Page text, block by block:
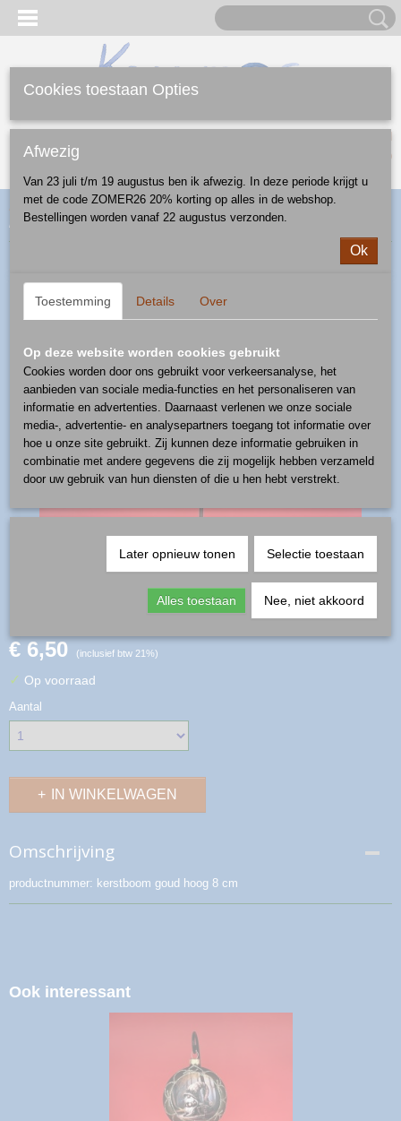
(0)
Home >Webshop>Feestdagen>Kerst>glazen kerstbal
kerstbal - kerstboom goud
kerstbal - kerstboom goud
€ 6,50 (inclusief btw 21%)
✓ Op voorraad
Aantal
IN WINKELWAGEN
Omschrijving
productnummer: kerstboom goud hoog 8 cm
Ook interessant
Cookies toestaan Opties
Afwezig
Van 23 juli t/m 19 augustus ben ik afwezig. In deze periode krijgt u
met de code ZOMER26 20% korting op alles in de webshop.
Bestellingen worden vanaf 22 augustus verzonden.
Ok
Toestemming Details Over
Op deze website worden cookies gebruikt
Cookies worden door ons gebruikt voor verkeersanalyse, het
aanbieden van sociale media-functies en het personaliseren van
informatie en advertenties. Daarnaast verlenen we onze sociale
media-, advertentie- en analysepartners toegang tot informatie over
hoe u onze site gebruikt. Zij kunnen deze informatie gebruiken in
combinatie met andere gegevens die zij mogelijk hebben verzameld
door uw gebruik van hun diensten of die u hen hebt verstrekt.
Later opnieuw tonen Selectie toestaan
Alles toestaan Nee, niet akkoord